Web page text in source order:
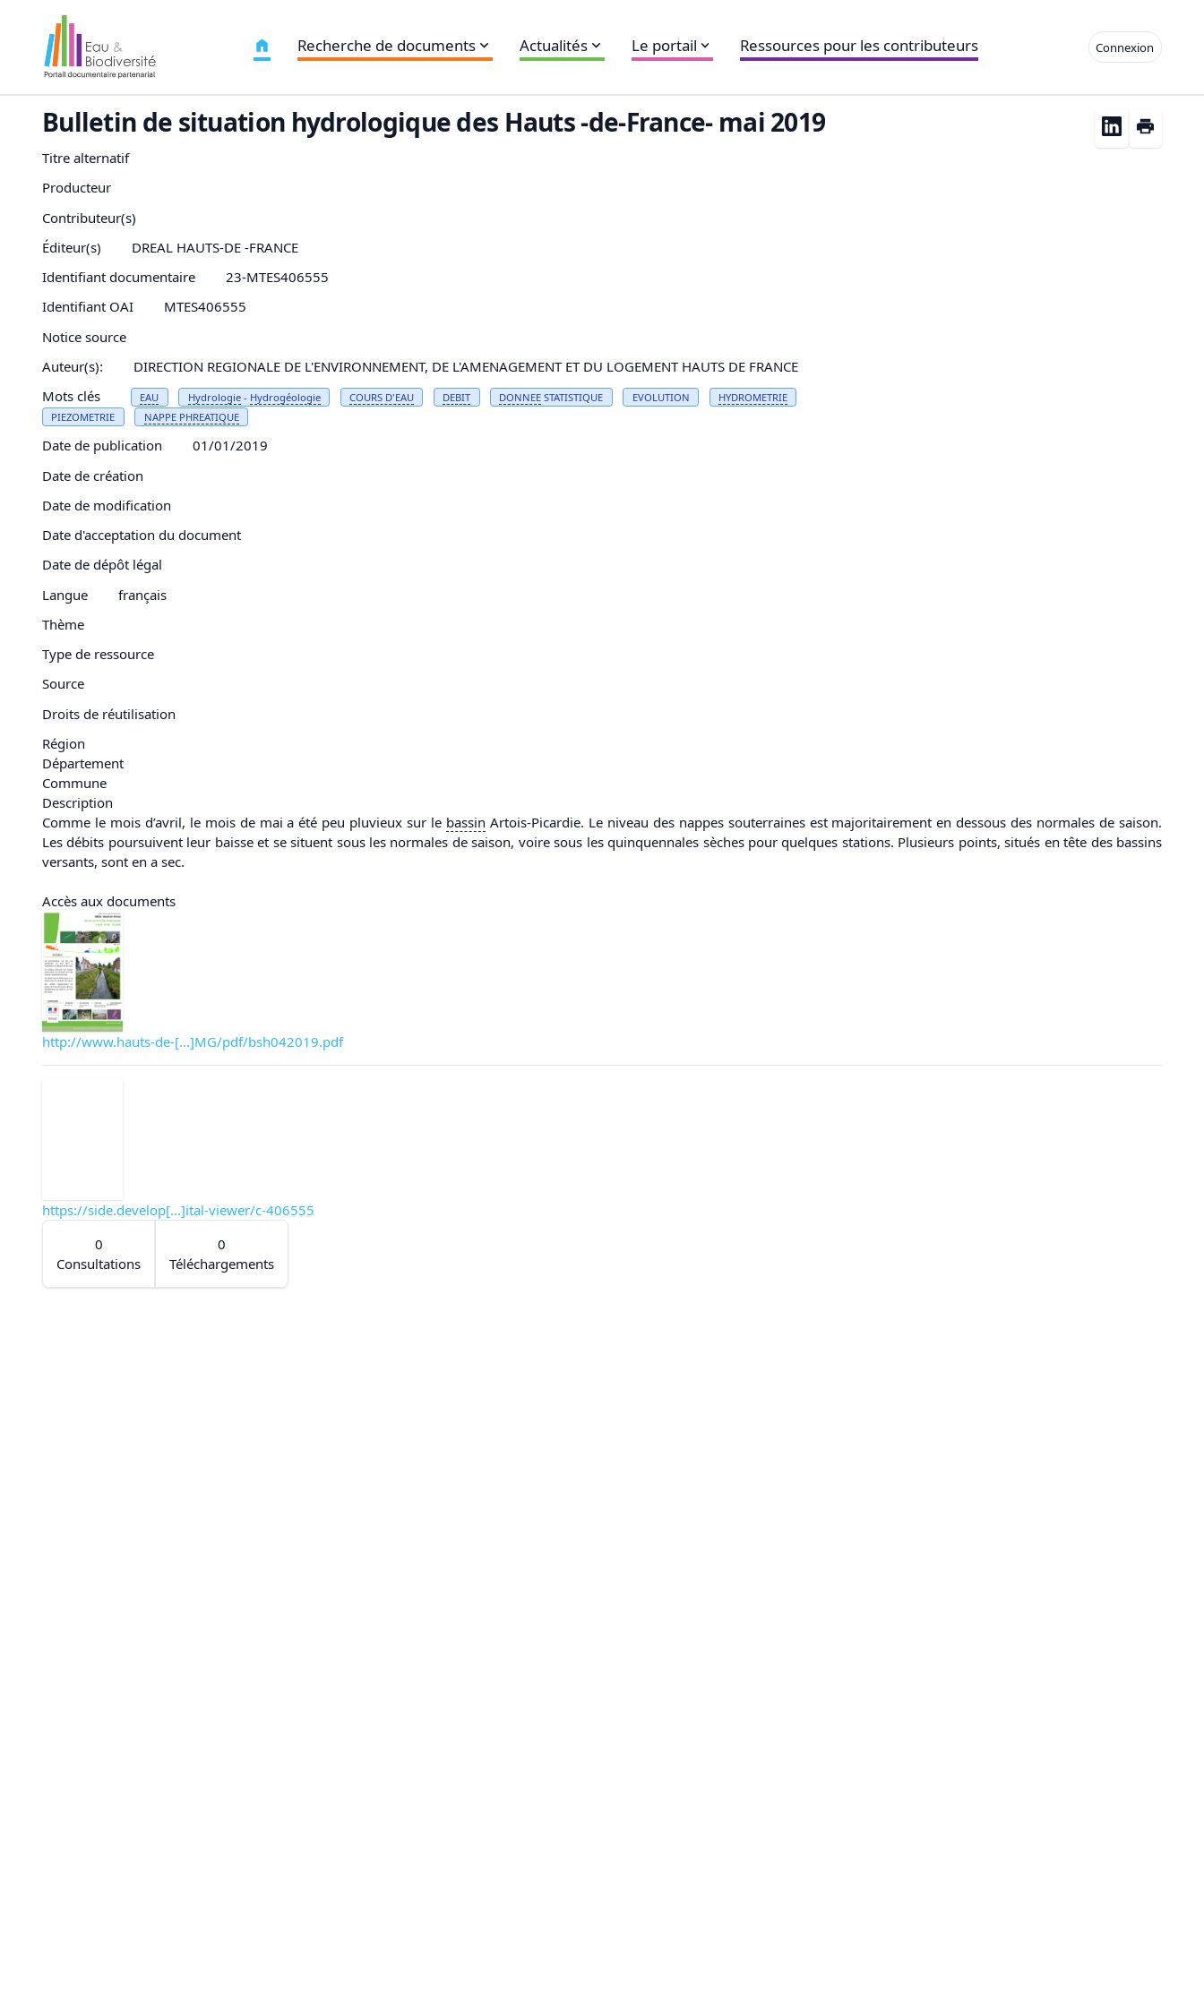
Connexion
Recherche de documents Actualités Le portail Ressources pour les contributeurs
Bulletin de situation hydrologique des Hauts -de-France- mai 2019
Titre alternatif
Producteur
Contributeur(s)
Éditeur(s)
DREAL HAUTS-DE -FRANCE
Identifiant documentaire
23-MTES406555
Identifiant OAI
MTES406555
Notice source
Auteur(s):
DIRECTION REGIONALE DE L'ENVIRONNEMENT, DE L'AMENAGEMENT ET DU LOGEMENT HAUTS DE FRANCE
Mots clés
EAU Hydrologie- Hydrogéologie COURS D'EAU DEBIT DONNEE STATISTIQUE EVOLUTION
HYDROMETRIE
PIEZOMETRIE
NAPPE PHREATIQUE
Date de publication
01/01/2019
Date de création
Date de modification
Date d'acceptation du document
Date de dépôt légal
Langue
français
Thème
Type de ressource
Source
Droits de réutilisation
Région
Département
Commune
Description
Comme le mois d’avril, le mois de mai a été peu pluvieux sur le bassin Artois-Picardie. Le niveau des nappes souterraines est majoritairement en dessous des normales de saison.
Les débits poursuivent leur baisse et se situent sous les normales de saison, voire sous les quinquennales sèches pour quelques stations. Plusieurs points, situés en tête des bassins
versants, sont en a sec.
Accès aux documents
http://www.hauts-de-[...]MG/pdf/bsh042019.pdf
https://side.develop[...]ital-viewer/c-406555
0
Consultations
0
Téléchargements